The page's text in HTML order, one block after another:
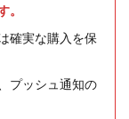
。
確実な購入を保
プッシュ通知の